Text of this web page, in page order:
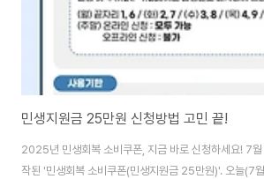
민생지원금 25만원 신청방법 고민 끝!
2025년 민생회복 소비쿠폰, 지금 바로 신청하세요! 7월
작된 '민생회복 소비쿠폰(민생지원금 25만원)'. 오늘(7